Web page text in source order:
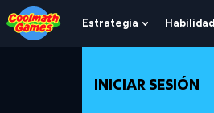
Skip
to
Top
Skip
to
Navigation
Skip
to
Main
Skip
to
Footer
Pasar
al
contenido
Estrategia
Show
Submenu
Estrategia
Habilidad
INICIAR SESIÓN